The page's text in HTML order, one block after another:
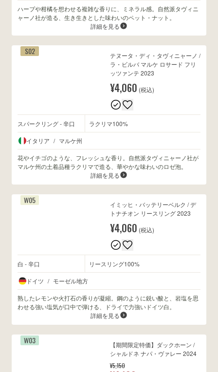
ハーブや柑橘を想わせる複雑な香りに、ミネラル感。自然派タヴィニ
ャーノ社が造る、生き生きとした味わいのペット・ナット。
詳細を見る
S02
テヌータ・ディ・タヴィニャーノ /
ラ・ビルバ マルケ ロサード フリ
ッツァンテ 2023
¥4,060 (税込)
スパークリング - 辛口 ラクリマ100%
イタリア / マルケ州
花やイチゴのような、フレッシュな香り。自然派タヴィニャーノ社が
マルケ州の土着品種ラクリマで造る、華やかな味わいのロゼ泡。
詳細を見る
W05
イミッヒ・バッテリーベルク / デ
トナチオン リースリング 2023
¥4,060 (税込)
白 - 辛口 リースリング100%
ドイツ / モーゼル地方
熟したレモンや火打石の香りが凝縮。鋼のように鋭い酸と、岩塩を思
わせる強い塩気が口中で弾ける、ドライで力強いドイツ白。
詳細を見る
W03
【期間限定特価】ダックホーン /
シャルドネ ナパ・ヴァレー 2024
¥5,150